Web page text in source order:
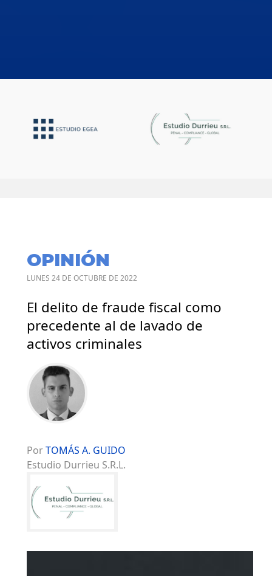
OPINIÓN
LUNES 24 DE OCTUBRE DE 2022
El delito de fraude fiscal como
precedente al de lavado de
activos criminales
PorTOMÁS A. GUIDO
Estudio Durrieu S.R.L.